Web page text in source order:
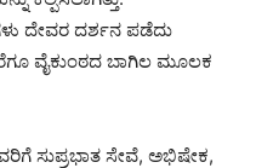
ದೇವರ ದರ್ಶನ ಪಡೆದು
ವೈಕುಂಠದ ಬಾಗಿಲ ಮೂಲಕ
ಸುಪ್ರಭಾತ ಸೇವೆ, ಅಭಿಷೇಕ,